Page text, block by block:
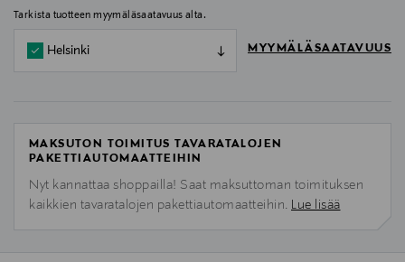
Tarkista tuotteen myymäläsaatavuus alta.
Helsinki MYYMÄLÄSAATAVUUS
MAKSUTON TOIMITUS TAVARATALOJEN
PAKETTIAUTOMAATTEIHIN
Nyt kannattaa shoppailla! Saat maksuttoman toimituksen
kaikkien tavaratalojen pakettiautomaatteihin. Lue lisää